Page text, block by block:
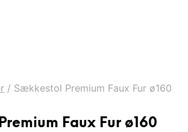
/ Sækkestol Premium Faux Fur ø160
Faux Fur ø160